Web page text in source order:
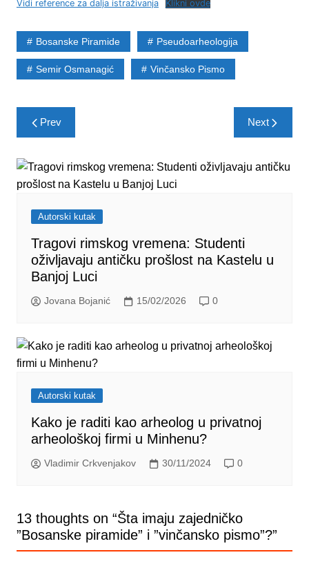
Vidi reference za dalja istraživanja Klikni ovde
Bosanske Piramide Pseudoarheologija
Semir Osmanagić Vinčansko Pismo
Post
navigation
Prev Next
Autorski kutak
Tragovi rimskog vremena: Studenti
oživljavaju antičku prošlost na Kastelu u
Banjoj Luci
Jovana Bojanić 15/02/2026 0
Autorski kutak
Kako je raditi kao arheolog u privatnoj
arheološkoj firmi u Minhenu?
Vladimir Crkvenjakov 30/11/2024 0
13 thoughts on “Šta imaju zajedničko
”Bosanske piramide” i ”vinčansko pismo”?”